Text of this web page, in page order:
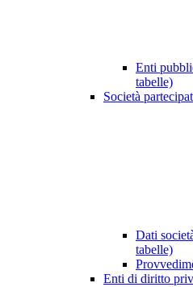
Enti
tabelle)
Società
Dati
tabelle)
Enti di diritto